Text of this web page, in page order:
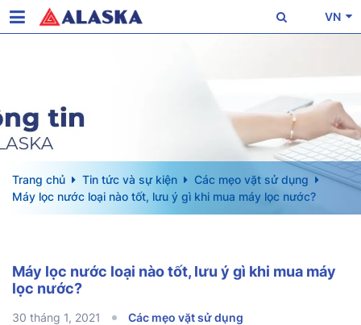
VN
Trang chủ Tin tức và sự kiện
Các mẹo vặt sử dụng
Máy lọc nước loại nào tốt, lưu ý gì khi mua máy lọc nước?
Máy lọc nước loại nào tốt, lưu ý gì khi mua máy
lọc nước?
30 tháng 1, 2021 Các mẹo vặt sử dụng